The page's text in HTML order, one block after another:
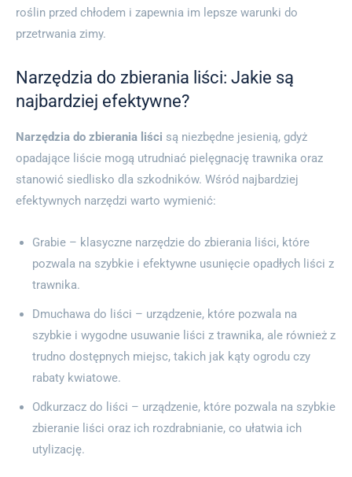
roślin przed chłodem i zapewnia im lepsze warunki do
przetrwania zimy.
Narzędzia do zbierania liści: Jakie są
najbardziej efektywne?
Narzędzia do zbierania liści są niezbędne jesienią, gdyż
opadające liście mogą utrudniać pielęgnację trawnika oraz
stanowić siedlisko dla szkodników. Wśród najbardziej
efektywnych narzędzi warto wymienić:
Grabie – klasyczne narzędzie do zbierania liści, które
pozwala na szybkie i efektywne usunięcie opadłych liści z
trawnika.
Dmuchawa do liści – urządzenie, które pozwala na
szybkie i wygodne usuwanie liści z trawnika, ale również z
trudno dostępnych miejsc, takich jak kąty ogrodu czy
rabaty kwiatowe.
Odkurzacz do liści – urządzenie, które pozwala na szybkie
zbieranie liści oraz ich rozdrabnianie, co ułatwia ich
utylizację.